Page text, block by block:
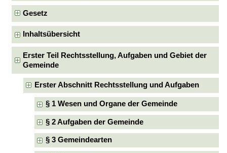
Gesetz
Inhaltsübersicht
Erster Teil Rechtsstellung, Aufgaben und Gebiet der
Gemeinde
Erster Abschnitt Rechtsstellung und Aufgaben
§ 1 Wesen und Organe der Gemeinde
§ 2 Aufgaben der Gemeinde
§ 3 Gemeindearten